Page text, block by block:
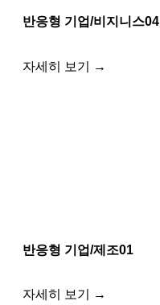
반응형 기업/비지니스04
자세히 보기 →
반응형 기업/제조01
자세히 보기 →